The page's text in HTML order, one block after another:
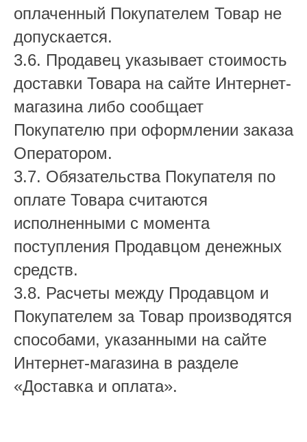
оплаченный Покупателем Товар не
допускается.
3.6. Продавец указывает стоимость
доставки Товара на сайте Интернет-
магазина либо сообщает
Покупателю при оформлении заказа
Оператором.
3.7. Обязательства Покупателя по
оплате Товара считаются
исполненными с момента
поступления Продавцом денежных
средств.
3.8. Расчеты между Продавцом и
Покупателем за Товар производятся
способами, указанными на сайте
Интернет-магазина в разделе
«Доставка и оплата».